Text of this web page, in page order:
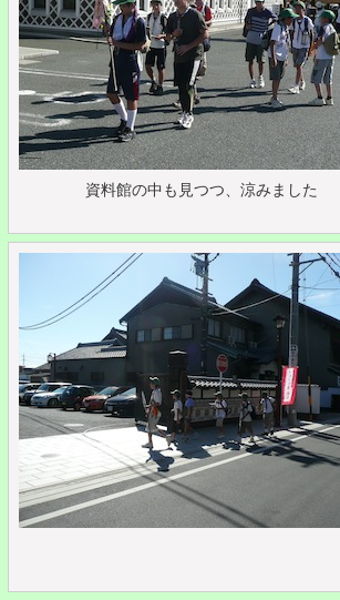
資料館の中も見つつ、涼みました